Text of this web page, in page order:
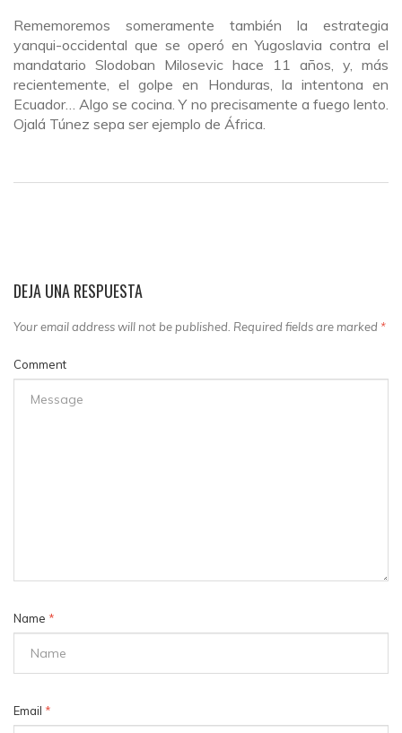
Rememoremos someramente también la estrategia
yanqui-occidental que se operó en Yugoslavia contra el
mandatario Slodoban Milosevic hace 11 años, y, más
recientemente, el golpe en Honduras, la intentona en
Ecuador… Algo se cocina. Y no precisamente a fuego lento.
Ojalá Túnez sepa ser ejemplo de África.
DEJA UNA RESPUESTA
Your email address will not be published. Required fields are marked *
Comment
Name *
Email *